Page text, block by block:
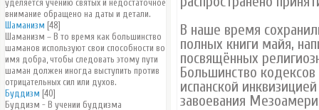
уделяется учению святых и недостаточное
внимание обращено на даты и детали.
Шаманизм [48]
Шаманизм – В то время как большинство
шаманов используют свои способности во
имя добра, чтобы следовать этому пути
шаман должен иногда выступить против
отрицательных сил или духов.
Буддизм [40]
Буддизм - В учении буддизма
В наше время
полных книги майя,
посвящённых
Большинство
испанской
завоевания